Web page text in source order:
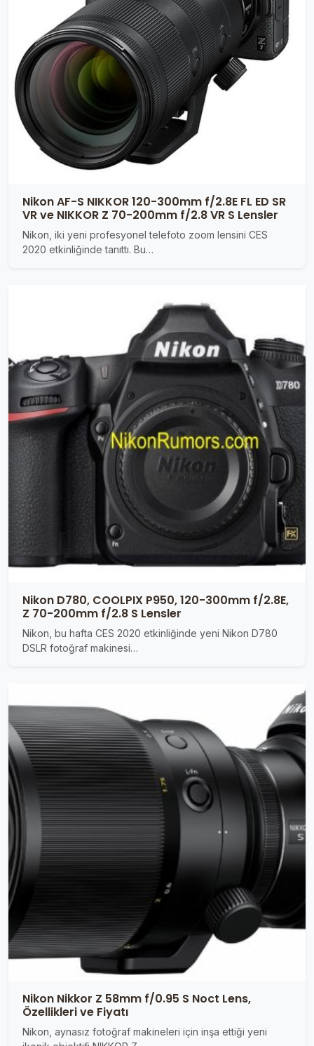
Nikon AF-S NIKKOR 120-300mm f/2.8E FL ED SR
VR ve NIKKOR Z 70-200mm f/2.8 VR S Lensler
Nikon, iki yeni profesyonel telefoto zoom lensini CES
2020 etkinliğinde tanıttı. Bu…
Nikon D780, COOLPIX P950, 120-300mm f/2.8E,
Z 70-200mm f/2.8 S Lensler
Nikon, bu hafta CES 2020 etkinliğinde yeni Nikon D780
DSLR fotoğraf makinesi…
Nikon Nikkor Z 58mm f/0.95 S Noct Lens,
Özellikleri ve Fiyatı
Nikon, aynasız fotoğraf makineleri için inşa ettiği yeni